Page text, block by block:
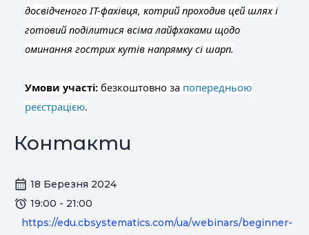
досвідченого ІТ-фахівця, котрий проходив цей шлях і
готовий поділитися всіма лайфхаками щодо
оминання гострих кутів напрямку сі шарп.
Умови участі: безкоштовно за попередньою
реєстрацією.
Контакти
18 Березня 2024
19:00 - 21:00
https://edu.cbsystematics.com/ua/webinars/beginner-